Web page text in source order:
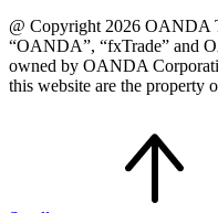
@ Copyright 2026 OANDA
“OANDA”, “fxTrade” and
owned by OANDA
this website are the property